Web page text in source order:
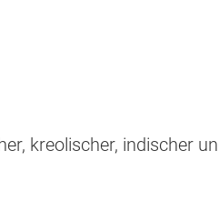
kreolischer, indischer